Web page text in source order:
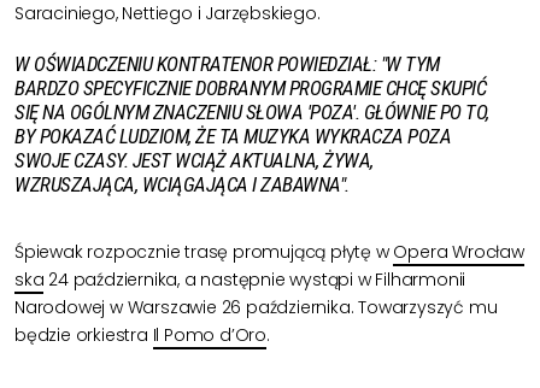
Saraciniego, Nettiego i Jarzębskiego.
W OŚWIADCZENIU KONTRATENOR POWIEDZIAŁ: "W TYM
BARDZO SPECYFICZNIE DOBRANYM PROGRAMIE CHCĘ SKUPIĆ
SIĘ NA OGÓLNYM ZNACZENIU SŁOWA 'POZA'. GŁÓWNIE PO TO,
BY POKAZAĆ LUDZIOM, ŻE TA MUZYKA WYKRACZA POZA
SWOJE CZASY. JEST WCIĄŻ AKTUALNA, ŻYWA,
WZRUSZAJĄCA, WCIĄGAJĄCA I ZABAWNA".
Śpiewak rozpocznie trasę promującą płytę w Opera Wrocław
ska 24 października, a następnie wystąpi w Filharmonii
Narodowej w Warszawie 26 października. Towarzyszyć mu
będzie orkiestra Il Pomo d’Oro.